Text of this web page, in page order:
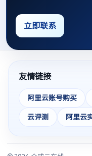
立即联系
友情链接
阿里云账号购买
云评测 阿里云